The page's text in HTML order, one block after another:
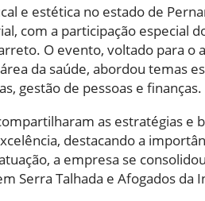
e estética no estado de
com a participação especial
O evento, voltado para o
da saúde, abordou temas
gestão de pessoas e finanças.
as estratégias e
destacando a
a empresa se
Serra Talhada e Afogados da